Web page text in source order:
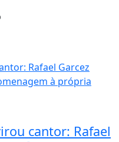
cantor: Rafael